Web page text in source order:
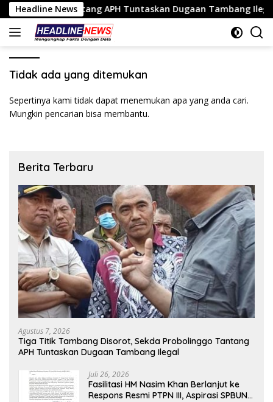
Langsung
ke
konten
Headline News
Tantang APH Tuntaskan Dugaan Tambang Ilegal
Tidak ada yang ditemukan
Sepertinya kami tidak dapat menemukan apa yang anda cari.
Mungkin pencarian bisa membantu.
Berita Terbaru
Agustus 7, 2026
Tiga Titik Tambang Disorot, Sekda Probolinggo Tantang
APH Tuntaskan Dugaan Tambang Ilegal
Juli 26, 2026
Fasilitasi HM Nasim Khan Berlanjut ke
Respons Resmi PTPN III, Aspirasi SPBUN